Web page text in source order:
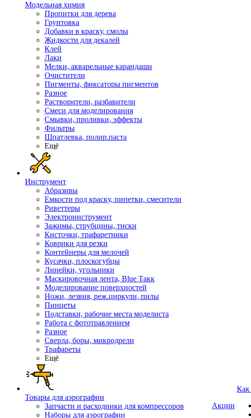
Модельная химия
Пропитки для дерева
Грунтовка
Добавки в краску, смолы
Жидкости для декалей
Клей
Лаки
Мелки, акварельные карандаши
Очистители
Пигменты, фиксаторы пигментов
Разное
Растворители, разбавители
Смеси для моделирования
Смывки, проливки, эффекты
Фильтры
Шпатлевка, полир.паста
Ещё
Инструмент
Абразивы
Емкости под краску, пипетки, смесители
Риветтеры
Электроинструмент
Зажимы, струбцины, тиски
Кисточки, трафаретники
Коврики для резки
Контейнеры для мелочей
Кусачки, плоскогубцы
Линейки, угольники
Маскировочная лента, Blue Такк
Моделирование поверхностей
Ножи, лезвия, реж.циркули, пилы
Пинцеты
Подставки, рабочие места моделиста
Работа с фототравлением
Разное
Сверла, боры, микродрели
Трафареты
Ещё
Товары для аэрографии
Запчасти и расходники для компрессоров
Наборы для аэрографии
Акции
Как